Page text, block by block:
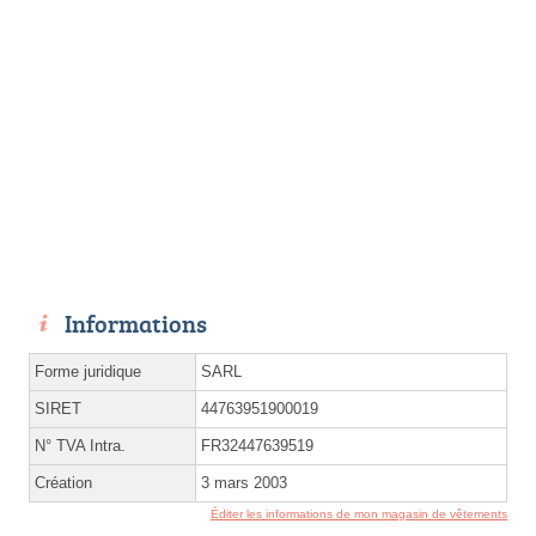
Informations
Forme juridique SARL
SIRET 44763951900019
N° TVA Intra. FR32447639519
Création 3 mars 2003
Éditer les informations de mon magasin de vêtements